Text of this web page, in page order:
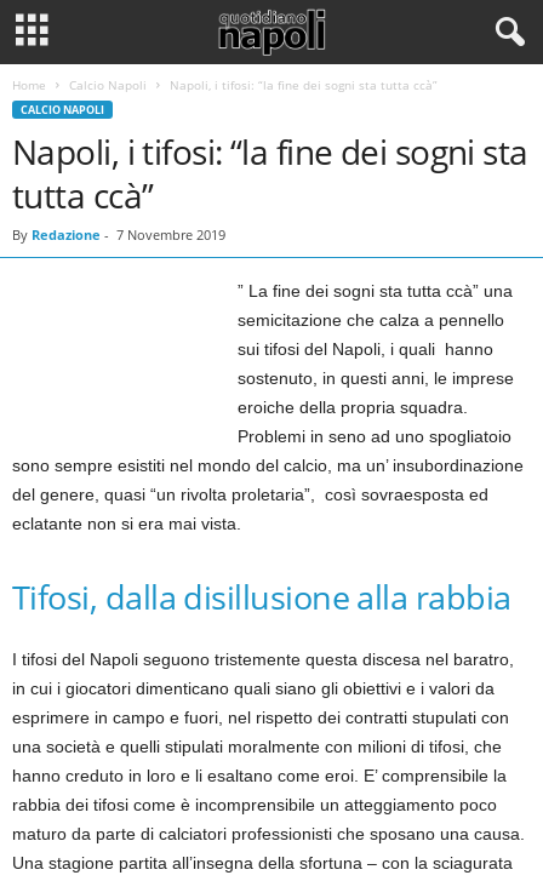
Home Calcio Napoli Napoli, i tifosi: “la fine dei sogni sta tutta ccà”
CALCIO NAPOLI
Napoli, i tifosi: “la fine dei sogni sta
tutta ccà”
By Redazione - 7 Novembre 2019
” La fine dei sogni sta tutta ccà” una
semicitazione che calza a pennello
sui tifosi del Napoli, i quali hanno
sostenuto, in questi anni, le imprese
eroiche della propria squadra.
Problemi in seno ad uno spogliatoio
sono sempre esistiti nel mondo del calcio, ma un’ insubordinazione
del genere, quasi “un rivolta proletaria”, così sovraesposta ed
eclatante non si era mai vista.
Tifosi, dalla disillusione alla rabbia
I tifosi del Napoli seguono tristemente questa discesa nel baratro,
in cui i giocatori dimenticano quali siano gli obiettivi e i valori da
esprimere in campo e fuori, nel rispetto dei contratti stupulati con
una società e quelli stipulati moralmente con milioni di tifosi, che
hanno creduto in loro e li esaltano come eroi. E’ comprensibile la
rabbia dei tifosi come è incomprensibile un atteggiamento poco
maturo da parte di calciatori professionisti che sposano una causa.
Una stagione partita all’insegna della sfortuna – con la sciagurata